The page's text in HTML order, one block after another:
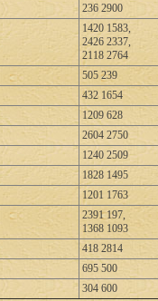
236 2900
1420 1583,
2426 2337,
2118 2764
505 239
432 1654
1209 628
2604 2750
1240 2509
1828 1495
1201 1763
2391 197,
1368 1093
418 2814
695 500
304 600